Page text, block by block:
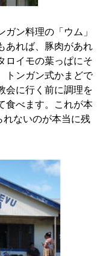
ン料理の「ウム」
あれば、豚肉があれ
ロイモの葉っぱにそ
トンガン式かまどで
会に行く前に調理を
食べます。これが本
れないのが本当に残